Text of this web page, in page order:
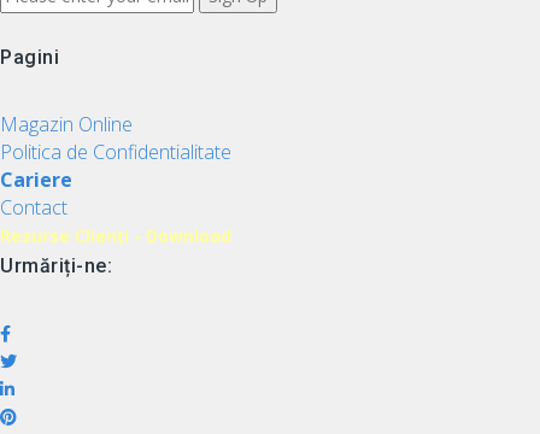
Pagini
Magazin Online
Politica de Confidentialitate
Cariere
Contact
Resurse Clienți - Download
Urmăriți-ne: